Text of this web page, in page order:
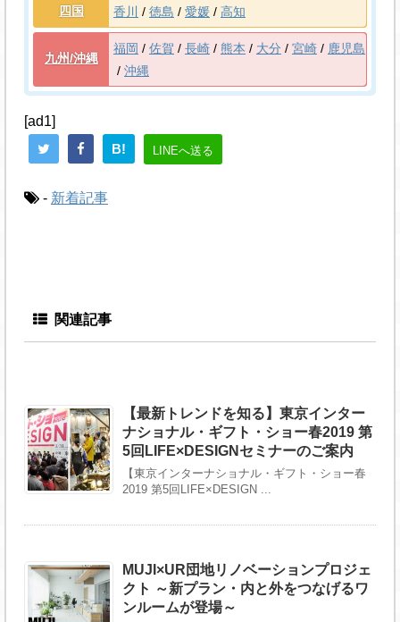
四国 香川 徳島 愛媛 高知
九州/沖縄
福岡 佐賀 長崎 熊本 大分 宮崎
鹿児島
沖縄
[ad1]
B!
LINEへ送る
- 新着記事
関連記事
【最新トレンドを知る】東京インター
ナショナル・ギフト・ショー春2019 第
5回LIFE×DESIGNセミナーのご案内
【東京インターナショナル・ギフト・ショー春
2019 第5回LIFE×DESIGN ...
MUJI×UR団地リノベーションプロジェ
クト ～新プラン・内と外をつなげるワ
ンルームが登場～